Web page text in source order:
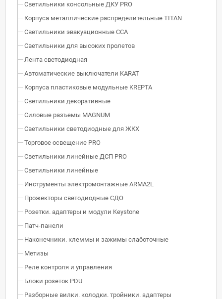
Светильники консольные ДКУ PRO
Корпуса металлические распределительные TITAN
Светильники эвакуационные ССА
Светильники для высоких пролетов
Лента светодиодная
Автоматические выключатели KARAT
Корпуса пластиковые модульные KREPTA
Светильники декоративные
Силовые разъемы MAGNUM
Светильники светодиодные для ЖКХ
Торговое освещение PRO
Светильники линейные ДСП PRO
Светильники линейные
Инструменты электромонтажные ARMA2L
Прожекторы светодиодные СДО
Розетки. адаптеры и модули Keystone
Патч-панели
Наконечники. клеммы и зажимы слаботочные
Метизы
Реле контроля и управления
Блоки розеток PDU
Разборные вилки. колодки. тройники. адаптеры